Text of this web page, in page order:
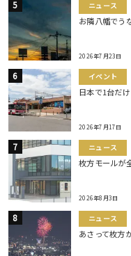
ニュース
お隣八幡でう
2026年7月23日
イベント
日本で1台だ
2026年7月17日
ニュース
枚方モールが
2026年8月3日
ニュース
あさって枚方